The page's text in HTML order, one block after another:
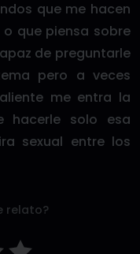
que me hacen
que piensa sobre
de preguntarle
pero a veces
me entra la
hacerle solo esa
sexual entre los
relato?